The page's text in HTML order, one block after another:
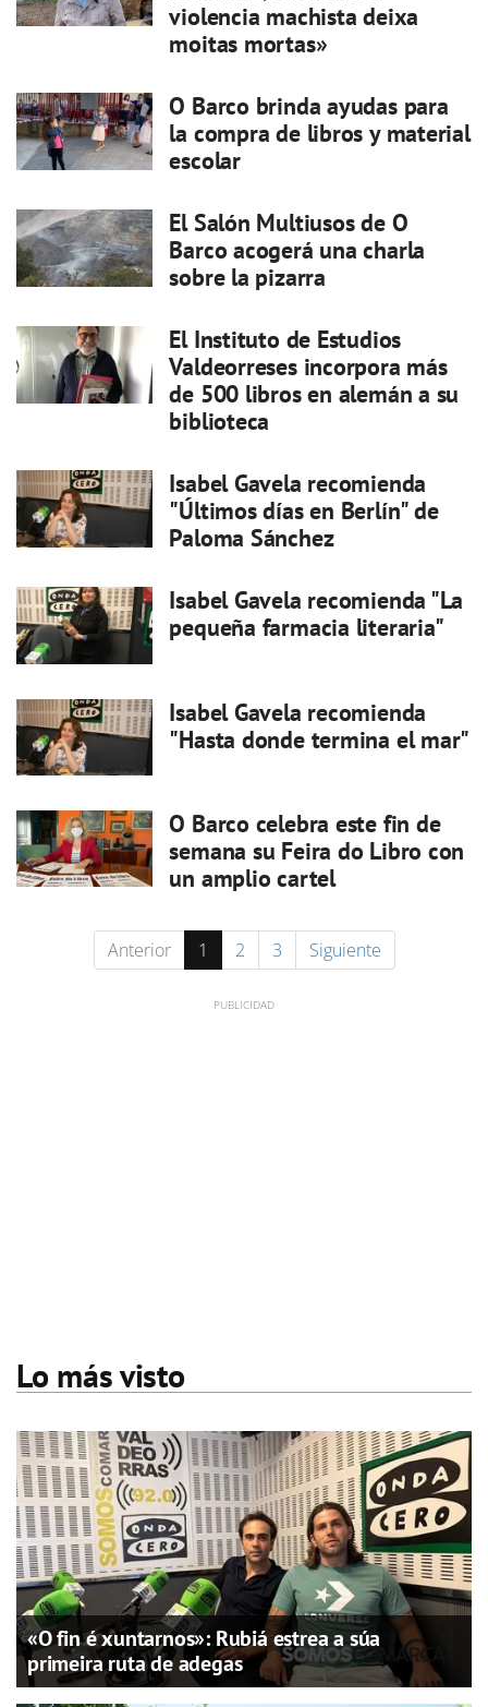
violencia machista deixa
moitas mortas»
O Barco brinda ayudas para
la compra de libros y material
escolar
El Salón Multiusos de O
Barco acogerá una charla
sobre la pizarra
El Instituto de Estudios
Valdeorreses incorpora más
de 500 libros en alemán a su
biblioteca
Isabel Gavela recomienda
"Últimos días en Berlín" de
Paloma Sánchez
Isabel Gavela recomienda "La
pequeña farmacia literaria"
Isabel Gavela recomienda
"Hasta donde termina el mar"
O Barco celebra este fin de
semana su Feira do Libro con
un amplio cartel
Anterior 1 2 3 Siguiente
Lo más visto
«O fin é xuntarnos»: Rubiá estrea a súa
primeira ruta de adegas